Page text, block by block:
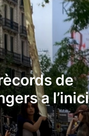
de
a l’inici